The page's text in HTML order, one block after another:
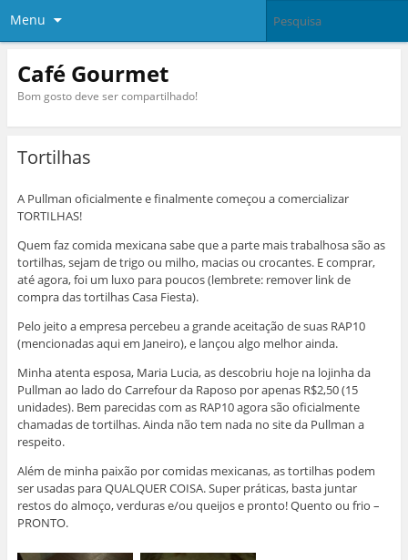
Menu
Café Gourmet
Bom gosto deve ser compartilhado!
Tortilhas
A Pullman oficialmente e finalmente começou a comercializar
TORTILHAS!
Quem faz comida mexicana sabe que a parte mais trabalhosa são as
tortilhas, sejam de trigo ou milho, macias ou crocantes. E comprar,
até agora, foi um luxo para poucos (lembrete: remover link de
compra das tortilhas Casa Fiesta).
Pelo jeito a empresa percebeu a grande aceitação de suas RAP10
(mencionadas aqui em Janeiro), e lançou algo melhor ainda.
Minha atenta esposa, Maria Lucia, as descobriu hoje na lojinha da
Pullman ao lado do Carrefour da Raposo por apenas R$2,50 (15
unidades). Bem parecidas com as RAP10 agora são oficialmente
chamadas de tortilhas. Ainda não tem nada no site da Pullman a
respeito.
Além de minha paixão por comidas mexicanas, as tortilhas podem
ser usadas para QUALQUER COISA. Super práticas, basta juntar
restos do almoço, verduras e/ou queijos e pronto! Quento ou frio –
PRONTO.